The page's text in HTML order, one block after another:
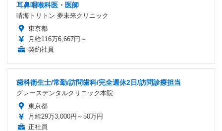
耳鼻咽喉科医・医師
晴海トリトン 夢未来クリニック
東京都
月給116万6,667円～
契約社員
歯科衛生士/常勤/訪問歯科/完全週休2日/訪問診療担当
グレースデンタルクリニック本院
東京都
月給29万3,000円～50万円
正社員